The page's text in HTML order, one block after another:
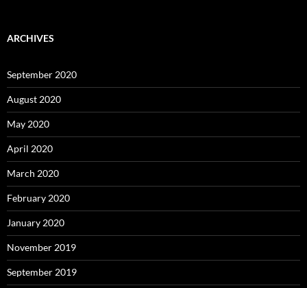
ARCHIVES
September 2020
August 2020
May 2020
April 2020
March 2020
February 2020
January 2020
November 2019
September 2019